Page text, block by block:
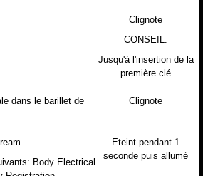
Clignote
CONSEIL:
Jusqu'à l'insertion de la
première clé
dans le barillet de
Clignote
Body Electrical
Eteint pendant 1
seconde puis allumé